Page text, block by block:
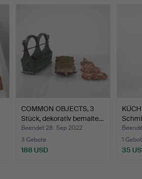
COMMON OBJECTS, 3
Stück, dekorativ bemalte…
Beendet 28. Sep 2022
3 Gebote
188 USD
1 Gebot
35